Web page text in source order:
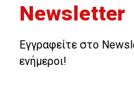
Newsletter
Εγγραφείτε στο
ενήμεροι!